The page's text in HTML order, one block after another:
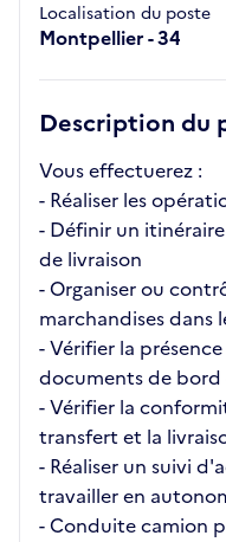
Localisation du poste
Montpellier - 34
Description du
Vous effectuerez :
- Réaliser les
- Définir un
de livraison
- Organiser ou
marchandises dans
- Vérifier la
documents de
- Vérifier la
transfert et la
- Réaliser un suivi
travailler en
- Conduite camion